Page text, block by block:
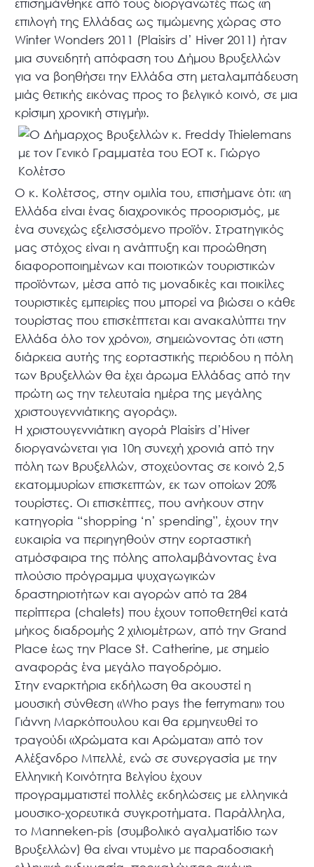
επισημάνθηκε από τους διοργανωτές πως «η
επιλογή της Ελλάδας ως τιμώμενης χώρας στο
Winter Wonders 2011 (Plaisirs d’ Hiver 2011) ήταν
μια συνειδητή απόφαση του Δήμου Βρυξελλών
για να βοηθήσει την Ελλάδα στη μεταλαμπάδευση
μιάς θετικής εικόνας προς το βελγικό κοινό, σε μια
κρίσιμη χρονική στιγμή».
Ο κ. Κολέτσος, στην ομιλία του, επισήμανε ότι: «η
Ελλάδα είναι ένας διαχρονικός προορισμός, με
ένα συνεχώς εξελισσόμενο προϊόν. Στρατηγικός
μας στόχος είναι η ανάπτυξη και προώθηση
διαφοροποιημένων και ποιοτικών τουριστικών
προϊόντων, μέσα από τις μοναδικές και ποικίλες
τουριστικές εμπειρίες που μπορεί να βιώσει ο κάθε
τουρίστας που επισκέπτεται και ανακαλύπτει την
Ελλάδα όλο τον χρόνο», σημειώνοντας ότι «στη
διάρκεια αυτής της εορταστικής περιόδου η πόλη
των Βρυξελλών θα έχει άρωμα Ελλάδας από την
πρώτη ως την τελευταία ημέρα της μεγάλης
χριστουγεννιάτικης αγοράς».
Η χριστουγεννιάτικη αγορά Plaisirs d’Hiver
διοργανώνεται για 10η συνεχή χρονιά από την
πόλη των Βρυξελλών, στοχεύοντας σε κοινό 2,5
εκατομμυρίων επισκεπτών, εκ των οποίων 20%
τουρίστες. Οι επισκέπτες, που ανήκουν στην
κατηγορία “shopping ‘n’ spending”, έχουν την
ευκαιρία να περιηγηθούν στην εορταστική
ατμόσφαιρα της πόλης απολαμβάνοντας ένα
πλούσιο πρόγραμμα ψυχαγωγικών
δραστηριοτήτων και αγορών από τα 284
περίπτερα (chalets) που έχουν τοποθετηθεί κατά
μήκος διαδρομής 2 χιλιομέτρων, από την Grand
Place έως την Place St. Catherine, με σημείο
αναφοράς ένα μεγάλο παγοδρόμιο.
Στην εναρκτήρια εκδήλωση θα ακουστεί η
μουσική σύνθεση «Who pays the ferryman» του
Γιάννη Μαρκόπουλου και θα ερμηνευθεί το
τραγούδι «Χρώματα και Αρώματα» από τον
Αλέξανδρο Μπελλέ, ενώ σε συνεργασία με την
Ελληνική Κοινότητα Βελγίου έχουν
προγραμματιστεί πολλές εκδηλώσεις με ελληνικά
μουσικο-χορευτικά συγκροτήματα. Παράλληλα,
το Manneken-pis (συμβολικό αγαλματίδιο των
Βρυξελλών) θα είναι ντυμένο με παραδοσιακή